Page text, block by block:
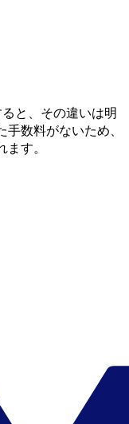
と、その違いは明
数料がないため、
す。